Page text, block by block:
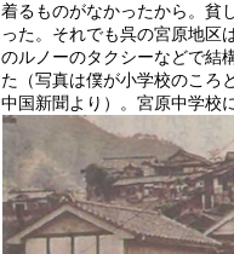
着るものがなかったから。貧
った。それでも呉の宮原地区
のルノーのタクシーなどで結
た（写真は僕が小学校のころ
中国新聞より）。 宮原中学校